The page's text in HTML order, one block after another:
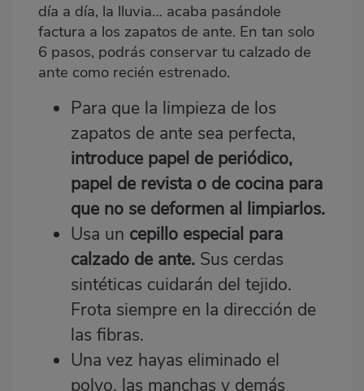
día a día, la lluvia… acaba pasándole
factura a los zapatos de ante. En tan solo
6 pasos, podrás conservar tu calzado de
ante como recién estrenado.
Para que la limpieza de los
zapatos de ante sea perfecta,
introduce papel de periódico,
papel de revista o de cocina para
que no se deformen al limpiarlos.
Usa un cepillo especial para
calzado de ante. Sus cerdas
sintéticas cuidarán del tejido.
Frota siempre en la dirección de
las fibras.
Una vez hayas eliminado el
polvo, las manchas y demás